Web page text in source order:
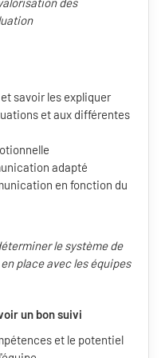
savoir les expliquer
et aux différentes
adapté
en fonction du
le système de
place avec les équipes
un bon suivi
et le potentiel